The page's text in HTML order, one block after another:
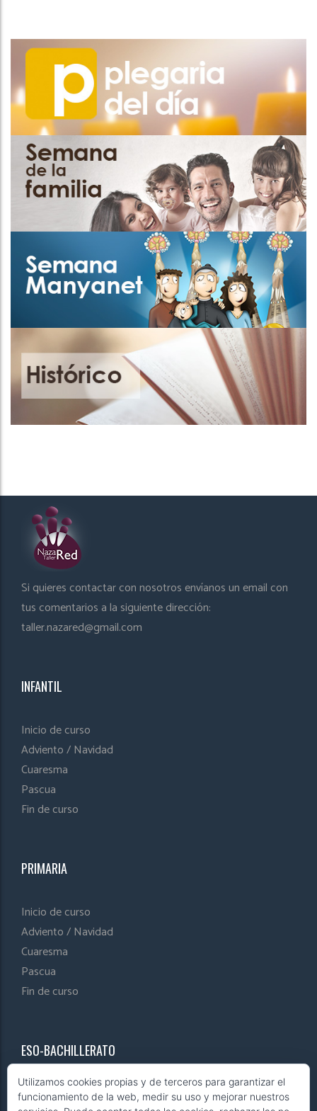
Si quieres contactar con nosotros envíanos un email con
tus comentarios a la siguiente dirección:
taller.nazared@gmail.com
INFANTIL
Inicio de curso
Adviento / Navidad
Cuaresma
Pascua
Fin de curso
PRIMARIA
Inicio de curso
Adviento / Navidad
Cuaresma
Pascua
Fin de curso
ESO-BACHILLERATO
Inicio de curso
Utilizamos cookies propias y de terceros para garantizar el
funcionamiento de la web, medir su uso y mejorar nuestros